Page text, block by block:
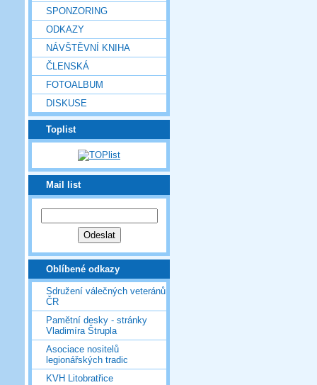
SPONZORING
ODKAZY
NÁVŠTĚVNÍ KNIHA
ČLENSKÁ
FOTOALBUM
DISKUSE
Toplist
Mail list
Oblíbené odkazy
Sdružení válečných veteránů
ČR
Pamětní desky - stránky
Vladimíra Štrupla
Asociace nositelů
legionářských tradic
KVH Litobratřice